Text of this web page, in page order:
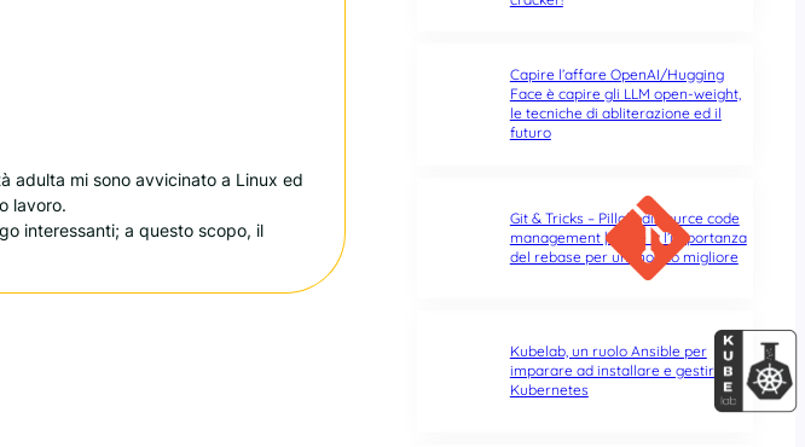
adulta mi sono avvicinato a Linux ed
lavoro.
interessanti; a questo scopo, il
Capire l’affare OpenAI/Hugging
Face è capire gli LLM open-weight,
le tecniche di abliterazione ed il
futuro
Git & Tricks – Pillole di source code
management | Parte 3: l’importanza
del rebase per un mondo migliore
Kubelab, un ruolo Ansible per
imparare ad installare e gestire
Kubernetes